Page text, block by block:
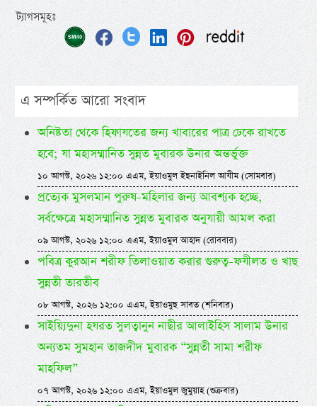
ট্যাগসমূহঃ
এ সম্পর্কিত আরো সংবাদ
অনিষ্টতা থেকে হিফাযতের জন্য খাবারের পাত্র ঢেকে রাখতে
হবে; যা মহাসম্মানিত সুন্নত মুবারক উনার অন্তর্ভুক্ত
১০ আগস্ট, ২০২৬ ১২:০০ এএম, ইয়াওমুল ইছনাইনিল আযীম (সোমবার)
প্রত্যেক মুসলমান পুরুষ-মহিলার জন্য আবশ্যক হচ্ছে,
সর্বক্ষেত্রে মহাসম্মানিত সুন্নত মুবারক অনুযায়ী আমল করা
০৯ আগস্ট, ২০২৬ ১২:০০ এএম, ইয়াওমুল আহাদ (রোববার)
পবিত্র কুরআন শরীফ তিলাওয়াত করার গুরুত্ব-ফযীলত ও খাছ
সুন্নতী তারতীব
০৮ আগস্ট, ২০২৬ ১২:০০ এএম, ইয়াওমুছ সাবত (শনিবার)
সাইয়্যিদুনা হযরত সুলত্বানুন নাছীর আলাইহিস সালাম উনার
অন্যতম সুমহান তাজদীদ মুবারক “সুন্নতী সামা শরীফ
মাহফিল”
০৭ আগস্ট, ২০২৬ ১২:০০ এএম, ইয়াওমুল জুমুয়াহ (শুক্রবার)